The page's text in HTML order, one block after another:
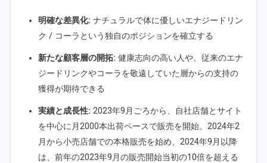
明確な差異化: ナチュラルで体に優しいエナジードリン
ク / コーラという独自のポジションを確立する
新たな顧客層の開拓: 健康志向の高い人や、従来のエナ
ジードリンクやコーラを敬遠していた層からの支持の
獲得が期待できる
実績と成長性: 2023年9月ごろから、自社店舗とサイト
を中心に月2000本出荷ペースで販売を開始。2024年2
月から小売店舗での本格販売を始め、2024年9月以降
は、前年の2023年9月の販売開始当初の10倍を超える